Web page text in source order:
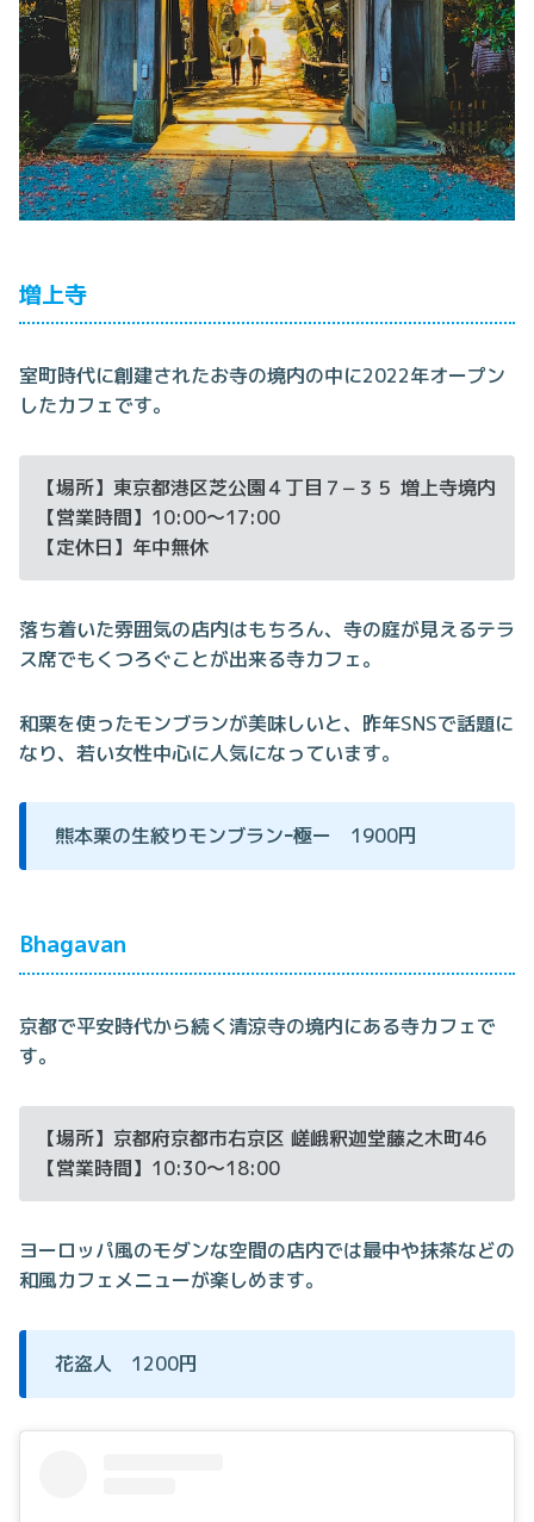
増上寺
室町時代に創建されたお寺の境内の中に2022年オープン
したカフェです。
【場所】東京都港区芝公園４丁目７−３５ 増上寺境内
【営業時間】10:00～17:00
【定休日】年中無休
落ち着いた雰囲気の店内はもちろん、寺の庭が見えるテラ
ス席でもくつろぐことが出来る寺カフェ。
和栗を使ったモンブランが美味しいと、昨年SNSで話題に
なり、若い女性中心に人気になっています。
熊本栗の生絞りモンブランｰ極ー 1900円
Bhagavan
京都で平安時代から続く清涼寺の境内にある寺カフェで
す。
【場所】京都府京都市右京区 嵯峨釈迦堂藤之木町46
【営業時間】10:30～18:00
ヨーロッパ風のモダンな空間の店内では最中や抹茶などの
和風カフェメニューが楽しめます。
花盗人 1200円